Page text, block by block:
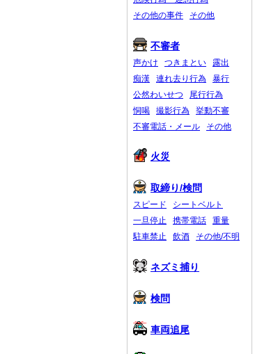
その他の事件
その他
不審者
声かけ つきまとい
露出
痴漢
連れ去り行為
暴行
公然わいせつ
尾行行為
恫喝
撮影行為
挙動不審
不審電話・メール
その他
火災
取締り/検問
スピード
シートベルト
一旦停止
携帯電話
重量
駐車禁止
飲酒 その他/不明
ネズミ捕り
検問
車両追尾